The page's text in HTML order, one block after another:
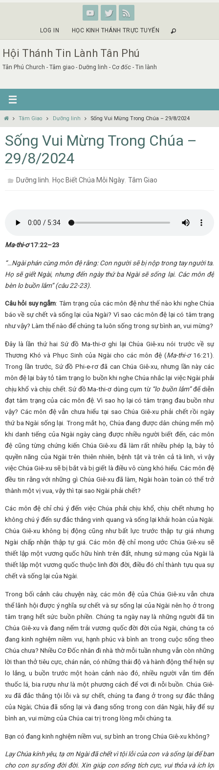
LOG IN HỌC KINH THÁNH TRỰC TUYẾN
Hội Thánh Tin Lành Tân Phú
Tân Phú Church - Tâm giao - Dưỡng linh - Cơ đốc - Tin lành
HomeTâm Giao Dưỡng linh Sống Vui Mừng Trong Chúa – 29/8/2024
Sống Vui Mừng Trong Chúa –
29/8/2024
Dưỡng linh,Học Biết Chúa Mỗi Ngày,Tâm Giao
Ma-thi-ơ17:22–23
“…Ngài phán cùng môn đệ rằng: Con người sẽ bị nộp trong tay người ta.
Họ sẽ giết Ngài, nhưng đến ngày thứ ba Ngài sẽ sống lại. Các môn đệ
bèn lo buồn lắm”(câu22-23).
Câu hỏi suy ngẫm: Tâm trạng của các môn đệ như thế nào khi nghe Chúa
báo về sự chết và sống lại của Ngài? Vì sao các môn đệ lại có tâm trạng
như vậy? Làm thế nào để chúng ta luôn sống trong sự bình an, vui mừng?
Đây là lần thứ hai Sứ đồ Ma-thi-ơ ghi lại Chúa Giê-xu nói trước về sự
Thương Khó và Phục Sinh của Ngài cho các môn đệ (Ma-thi-ơ16:21).
Trong lần trước, Sứ đồ Phi-e-rơ đã can Chúa Giê-xu, nhưng lần này các
môn đệ lại bày tỏ tâm trạng lo buồn khi nghe Chúa nhắc lại việc Ngài phải
chịu khổ và chịu chết. Sứ đồ Ma-thi-ơ dùng cụm từ “lo buồn lắm”để diễn
đạt tâm trạng của các môn đệ. Vì sao họ lại có tâm trạng đau buồn như
vậy? Các môn đệ vẫn chưa hiểu tại sao Chúa Giê-xu phải chết rồi ngày
thứ ba Ngài sống lại. Trong mắt họ, Chúa đang được dân chúng mến mộ
khi danh tiếng của Ngài ngày càng được nhiều người biết đến, các môn
đệ cũng từng chứng kiến Chúa Giê-xu đã làm rất nhiều phép lạ, bày tỏ
quyền năng của Ngài trên thiên nhiên, bệnh tật và trên cả tà linh, vì vậy
việc Chúa Giê-xu sẽ bị bắt và bị giết là điều vô cùng khó hiểu. Các môn đệ
đều tin rằng với những gì Chúa Giê-xu đã làm, Ngài hoàn toàn có thể trở
thành một vị vua, vậy thì tại sao Ngài phải chết?
Các môn đệ chỉ chú ý đến việc Chúa phải chịu khổ, chịu chết nhưng họ
không chú ý đến sự đắc thắng vinh quang và sống lại khải hoàn của Ngài.
Chúa Giê-xu không bị động cũng như bất lực trước thập tự giá nhưng
Ngài chấp nhận thập tự giá. Các môn đệ chỉ mong ước Chúa Giê-xu sẽ
thiết lập một vương quốc hữu hình trên đất, nhưng sứ mạng của Ngài là
thiết lập một vương quốc thuộc linh đời đời, điều đó chỉ thành tựu qua sự
chết và sống lại của Ngài.
Trong bối cảnh câu chuyện này, các môn đệ của Chúa Giê-xu vẫn chưa
thể lãnh hội được ý nghĩa sự chết và sự sống lại của Ngài nên họ ở trong
tâm trạng hết sức buồn phiền. Chúng ta ngày nay là những người đã tin
Chúa Giê-xu và đang nếm trải vương quốc đời đời của Ngài, chúng ta có
đang kinh nghiệm niềm vui, hạnh phúc và bình an trong cuộc sống theo
Chúa chưa? Nhiều Cơ Đốc nhân đi nhà thờ mỗi tuần nhưng vẫn còn những
lời than thở tiêu cực, chán nản, có những thái độ và hành động thể hiện sự
lo lắng, u buồn trước một hoàn cảnh nào đó, nhiều người vẫn tìm đến
thuốc lá, bia rượu như là một phương cách để vơi đi nỗi buồn. Chúa Giê-
xu đã đắc thắng tội lỗi và sự chết, chúng ta đang ở trong sự đắc thắng
của Ngài; Chúa đã sống lại và đang sống trong con dân Ngài, hãy để sự
bình an, vui mừng của Chúa cai trị trong lòng mỗi chúng ta.
Bạn có đang kinh nghiệm niềm vui, sự bình an trong Chúa Giê-xu không?
Lạy Chúa kính yêu, tạơn Ngài đã chết vì tội lỗi của con và sống lại để ban
cho con sự sống đời đời. Xin giúp con sống tích cực, vui thỏa và ích lợi